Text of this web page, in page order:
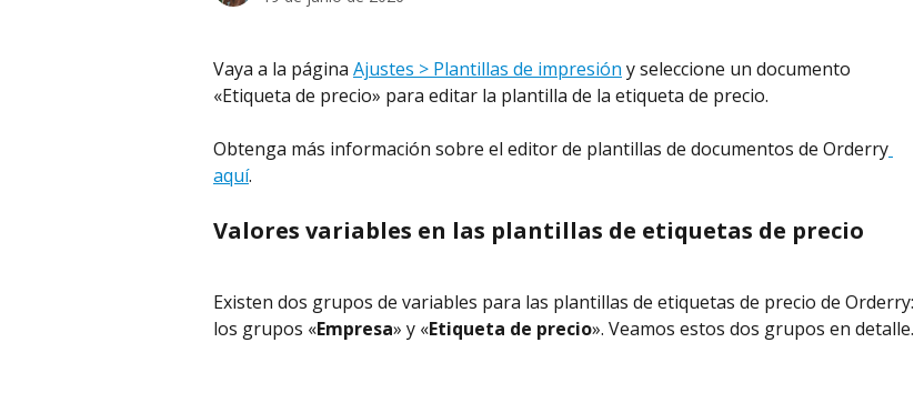
Vaya a la página Ajustes > Plantillas de impresión y seleccione un documento
«Etiqueta de precio» para editar la plantilla de la etiqueta de precio.
Obtenga más información sobre el editor de plantillas de documentos de Orderry
aquí.
Valores variables en las plantillas de etiquetas de precio
Existen dos grupos de variables para las plantillas de etiquetas de precio de Orderry:
los grupos «Empresa» y «Etiqueta de precio». Veamos estos dos grupos en detalle.